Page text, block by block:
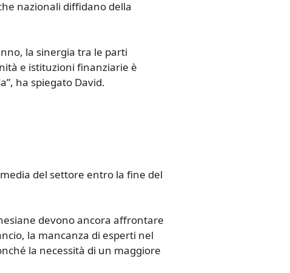
nazionali diffidano della
la sinergia tra le parti
e istituzioni finanziarie è
ha spiegato David.
del settore entro la fine del
devono ancora affrontare
la mancanza di esperti nel
la necessità di un maggiore